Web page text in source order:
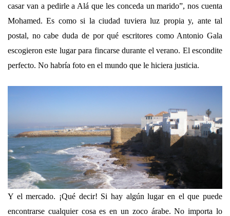
casar van a pedirle a Alá que les conceda un marido”, nos cuenta
Mohamed.Es como si la ciudad tuviera luz propia y, ante tal
postal, no cabe duda de por qué escritores como Antonio Gala
escogieron este lugar para fincarse durante el verano. El escondite
perfecto. No habría foto en el mundo que le hiciera justicia.
Y el mercado. ¡Qué decir! Si hay algún lugar en el que puede
encontrarse cualquier cosa es en un zoco árabe. No importa lo